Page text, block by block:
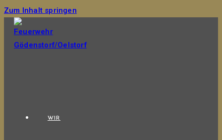
Zum Inhalt springen
WIR